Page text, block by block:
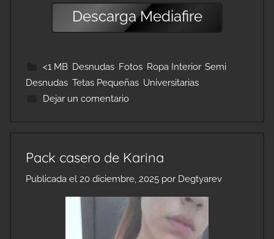
DescargaMediafire
<1 MB, Desnudas, Fotos, Ropa Interior, Semi
Desnudas Tetas Pequeñas Universitarias
Dejar un comentario
Pack casero de Karina
Publicada el 20 diciembre, 2025 por Degtyarev